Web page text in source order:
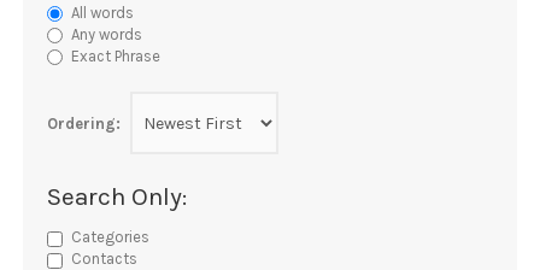
All words
Any words
Exact Phrase
Ordering:
Search Only:
Categories
Contacts